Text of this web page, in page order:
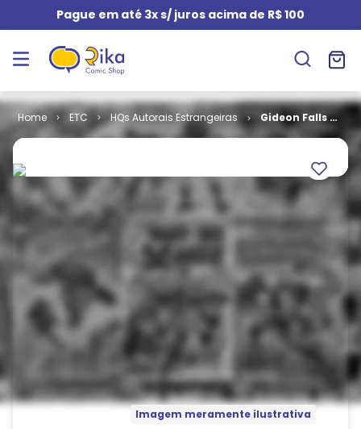
Pague em até 3x s/ juros acima de R$ 100
ETC HQs Autorais Estrangeiras
Gideon Falls #
6 - O Fim
Imagem meramente ilustrativa